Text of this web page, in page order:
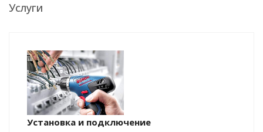
Услуги
Установка и подключение